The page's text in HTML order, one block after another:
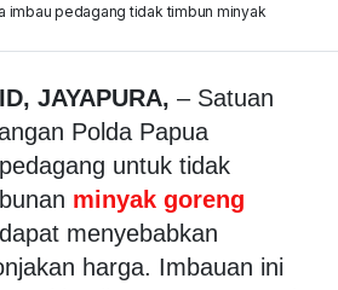
imbau pedagang tidak timbun minyak
JAYAPURA, – Satuan
Polda Papua
untuk tidak
minyak goreng
menyebabkan
harga. Imbauan ini